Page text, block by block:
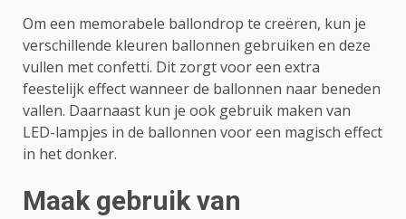
Om een memorabele ballondrop te creëren, kun je
verschillende kleuren ballonnen gebruiken en deze
vullen met confetti. Dit zorgt voor een extra
feestelijk effect wanneer de ballonnen naar beneden
vallen. Daarnaast kun je ook gebruik maken van
LED-lampjes in de ballonnen voor een magisch effect
in het donker.
Maak gebruik van